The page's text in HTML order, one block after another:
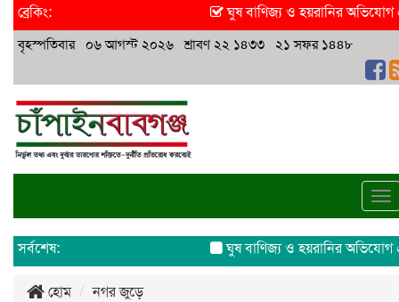
ব্রেকিং: ঘুষ বাণিজ্য ও হয়রানির অভিযোগ
বৃহস্পতিবার ০৬ আগস্ট ২০২৬ শ্রাবণ ২২ ১৪৩৩ ২১ সফর ১৪৪৮
সর্বশেষ:
ঘুষ বাণিজ্য ও হয়রানির অভিযোগ
হোম নগর জুড়ে